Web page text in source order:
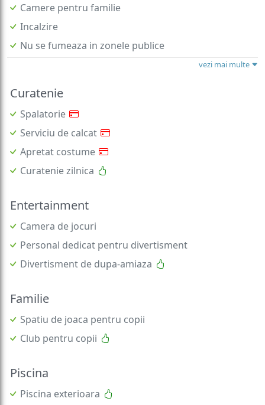
Camere pentru familie
Incalzire
Nu se fumeaza in zonele publice
vezi mai multe
Curatenie
Spalatorie
Serviciu de calcat
Apretat costume
Curatenie zilnica
Entertainment
Camera de jocuri
Personal dedicat pentru divertisment
Divertisment de dupa-amiaza
Familie
Spatiu de joaca pentru copii
Club pentru copii
Piscina
Piscina exterioara